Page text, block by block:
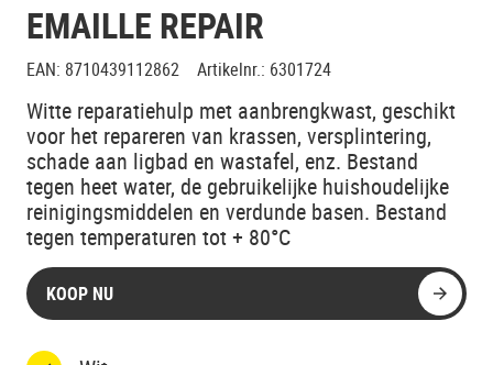
EMAILLE REPAIR
EAN: 8710439112862 Artikelnr.: 6301724
Witte reparatiehulp met aanbrengkwast, geschikt
voor het repareren van krassen, versplintering,
schade aan ligbad en wastafel, enz. Bestand
tegen heet water, de gebruikelijke huishoudelijke
reinigingsmiddelen en verdunde basen. Bestand
tegen temperaturen tot + 80°C
KOOP NU